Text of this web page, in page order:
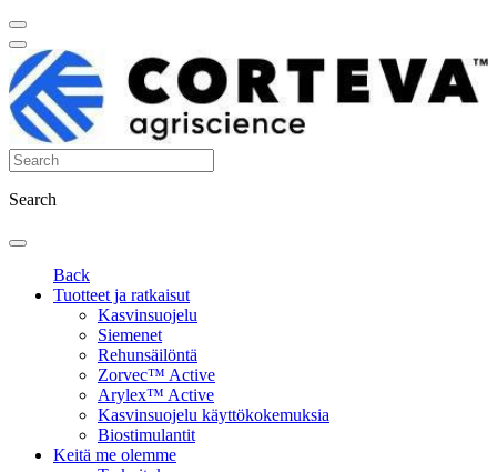
Search
Back
Tuotteet ja ratkaisut
Kasvinsuojelu
Siemenet
Rehunsäilöntä
Zorvec™ Active
Arylex™ Active
Kasvinsuojelu käyttökokemuksia
Biostimulantit
Keitä me olemme